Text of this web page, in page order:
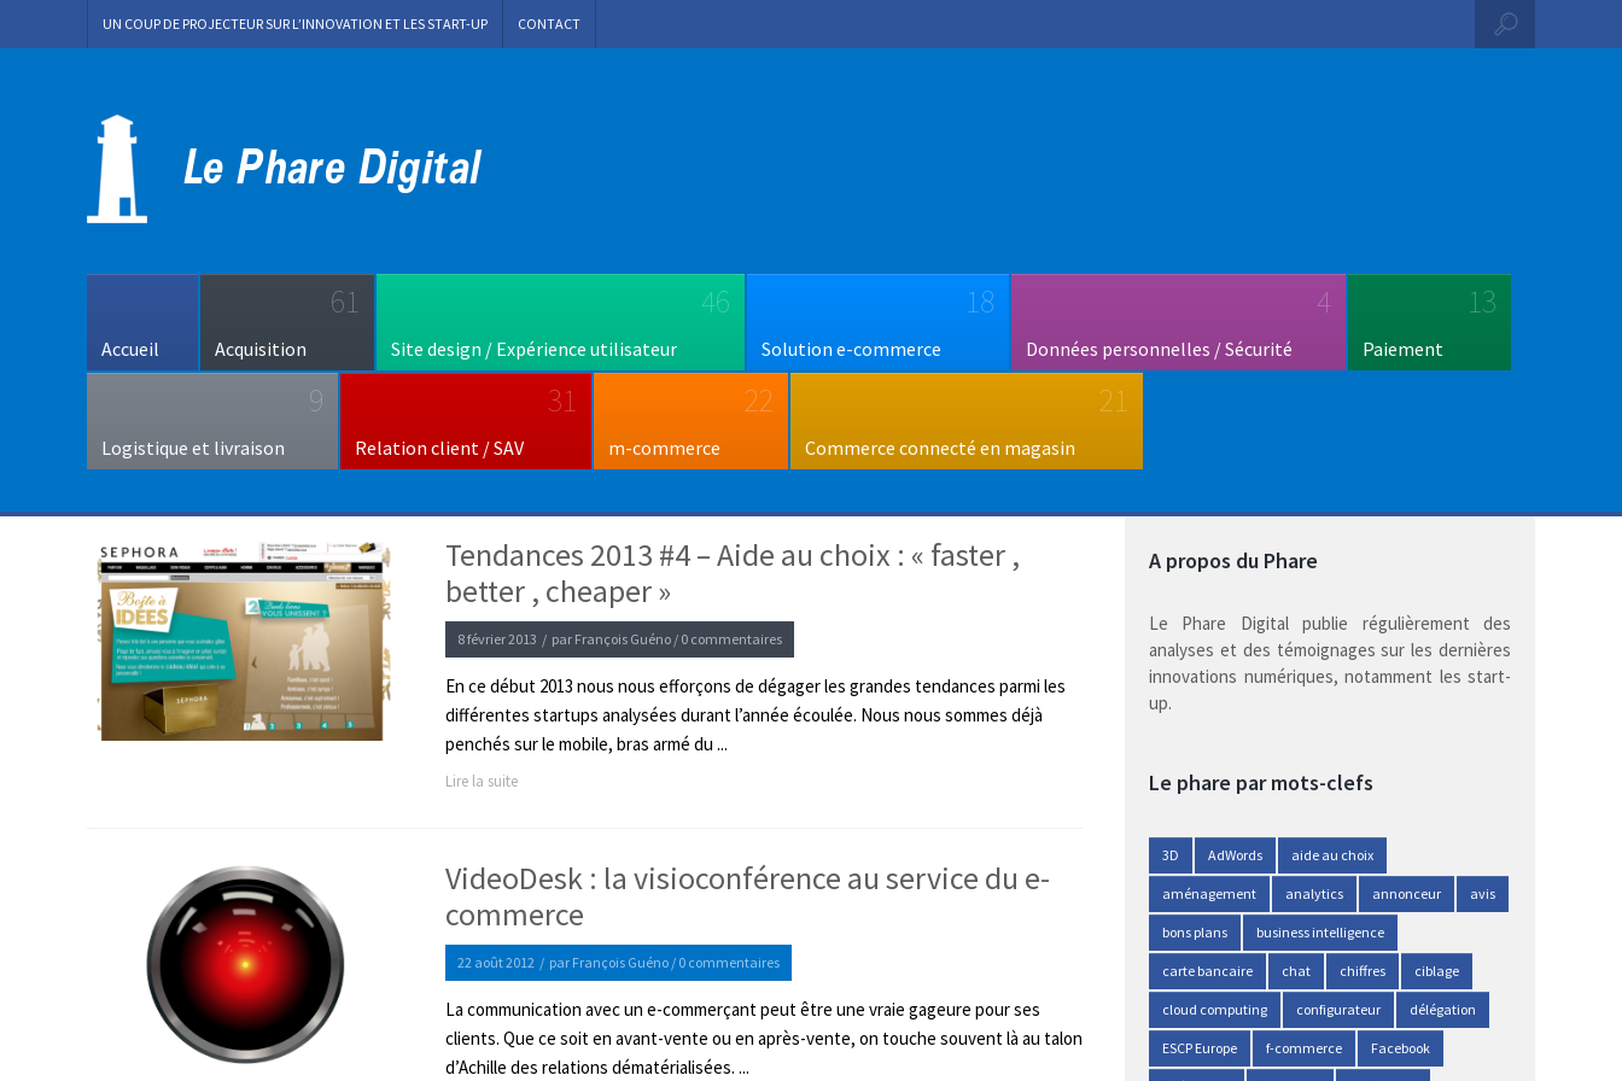
UN COUP DE PROJECTEUR SUR L’INNOVATION ET LES START-UP CONTACT
Accueil
61
Acquisition
46
Site design / Expérience utilisateur
18
Solution e-commerce
4
Données personnelles / Sécurité
13
Paiement
9
Logistique et livraison
31
Relation client / SAV
22
m-commerce
21
Commerce connecté en magasin
Tendances 2013 #4 – Aide au choix : « faster ,
better , cheaper »
8 février 2013 / par François Guéno / 0 commentaires
En ce début 2013 nous nous efforçons de dégager les grandes tendances parmi les
différentes startups analysées durant l’année écoulée. Nous nous sommes déjà
penchés sur le mobile, bras armé du ...
Lire la suite
VideoDesk : la visioconférence au service du e-
commerce
22 août 2012 / par François Guéno / 0 commentaires
La communication avec un e-commerçant peut être une vraie gageure pour ses
clients. Que ce soit en avant-vente ou en après-vente, on touche souvent là au talon
d’Achille des relations dématérialisées. ...
A propos du Phare
Le Phare Digital publie régulièrement des
analyses et des témoignages sur les dernières
innovations numériques, notamment les start-
up.
Le phare par mots-clefs
3D AdWords aide au choix
aménagement analytics annonceur avis
bons plans business intelligence
carte bancaire chat chiffres ciblage
cloud computing configurateur délégation
ESCP Europe f-commerce Facebook